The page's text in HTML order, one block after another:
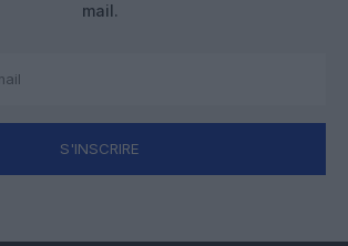
mail.
S'INSCRIRE